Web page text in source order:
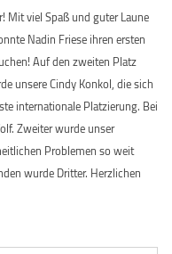
Mit viel Spaß und guter Laune
Nadin Friese ihren ersten
Auf den zweiten Platz
unsere Cindy Konkol, die sich
internationale Platzierung. Bei
Zweiter wurde unser
Problemen so weit
wurde Dritter. Herzlichen